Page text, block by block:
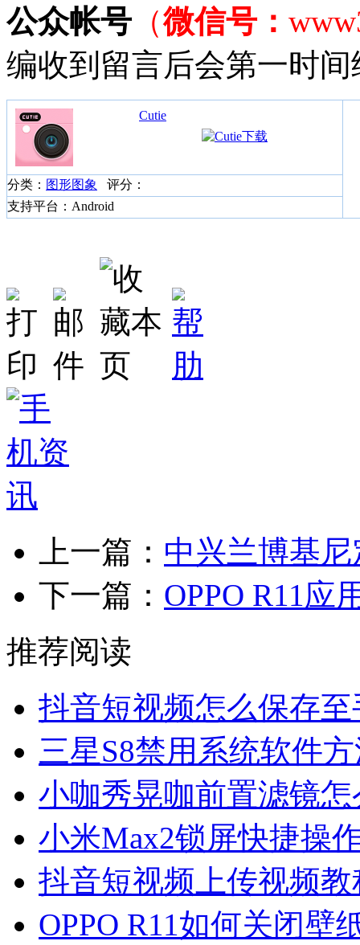
公众帐号（微信号：
编收到留言后会第一时
Cutie
分类： 图形图象
评分：
支持平台：Android
上一篇： 中兴兰博基
下一篇： OPPO R11应
推荐阅读
抖音短视频怎么保存至
三星S8禁用系统软件
小咖秀晃咖前置滤镜怎
小米Max2锁屏快捷操
抖音短视频上传视频教
OPPO R11如何关闭壁